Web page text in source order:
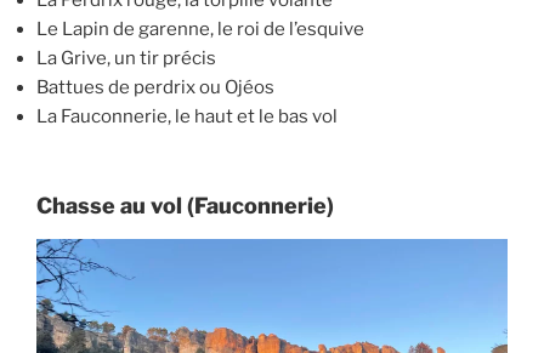
Le Lapin de garenne, le roi de l’esquive
La Grive, un tir précis
Battues de perdrix ou Ojéos
La Fauconnerie, le haut et le bas vol
Chasse au vol (Fauconnerie)